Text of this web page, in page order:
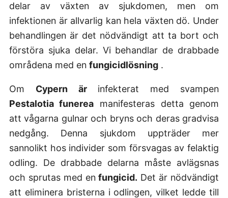
delar av växten av sjukdomen, men om
infektionen är allvarlig kan hela växten dö. Under
behandlingen är det nödvändigt att ta bort och
förstöra sjuka delar. Vi behandlar de drabbade
områdena med en fungicidlösning.
Om Cypern ärinfekterat med svampen
Pestalotia funerea manifesteras detta genom
att vågarna gulnar och bryns och deras gradvisa
nedgång. Denna sjukdom uppträder mer
sannolikt hos individer som försvagas av felaktig
odling. De drabbade delarna måste avlägsnas
och sprutas med enfungicid. Det är nödvändigt
att eliminera bristerna i odlingen, vilket ledde till